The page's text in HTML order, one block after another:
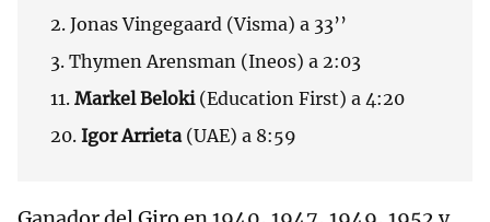
2. Jonas Vingegaard (Visma) a 33’’
3. Thymen Arensman (Ineos) a 2:03
11. Markel Beloki(Education First) a 4:20
20. Igor Arrieta(UAE) a 8:59